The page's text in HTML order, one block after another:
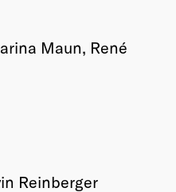
Maun, René
Reinberger